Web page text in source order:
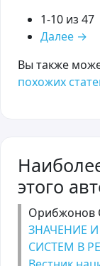
1-10 из 47
Далее →
Вы также
похожих
этого
Орибжонов
ЗНАЧЕНИЕ
СИСТЕМ В